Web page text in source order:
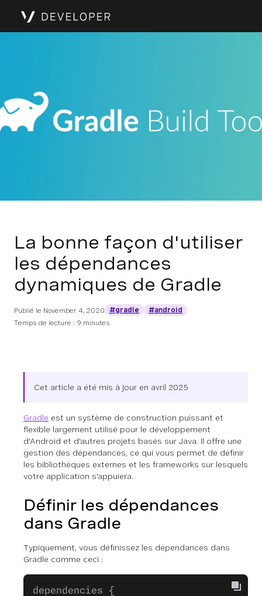
La bonne façon d'utiliser
les dépendances
dynamiques de Gradle
Publié le November 4, 2020 #gradle
#android
Temps de lecture : 9 minutes
Cet article a été mis à jour en avril 2025
Gradle est un système de construction puissant et
flexible largement utilisé pour le développement
d'Android et d'autres projets basés sur Java. Il offre une
gestion des dépendances, ce qui vous permet de définir
les bibliothèques externes et les frameworks sur lesquels
votre application s'appuiera.
Définir les dépendances
dans Gradle
Typiquement, vous définissez les dépendances dans
Gradle comme ceci :
dependencies {